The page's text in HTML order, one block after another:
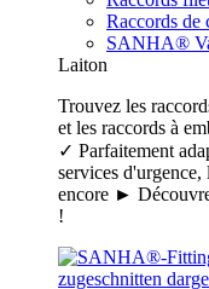
Raccords de
SANHA®
Laiton
Trouvez les
et les raccords à
✓ Parfaitement
services
encore ►
!